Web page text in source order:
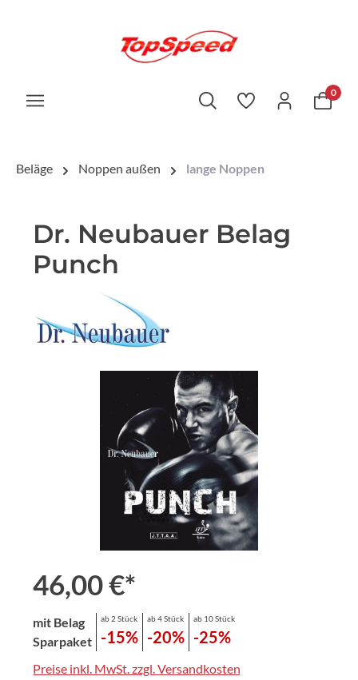
0
Beläge Noppen außen lange Noppen
Dr. Neubauer Belag
Punch
Bildergalerie überspringen
46,00 €*
mit Belag
Sparpaket
ab 2 Stück
-15%
ab 4 Stück
-20%
ab 10 Stück
-25%
Preise inkl. MwSt. zzgl. Versandkosten